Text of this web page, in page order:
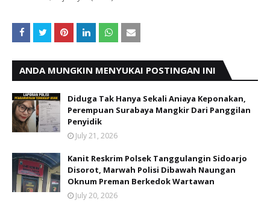
ANDA MUNGKIN MENYUKAI POSTINGAN INI
Diduga Tak Hanya Sekali Aniaya Keponakan,
Perempuan Surabaya Mangkir Dari Panggilan
Penyidik
July 21, 2026
Kanit Reskrim Polsek Tanggulangin Sidoarjo
Disorot, Marwah Polisi Dibawah Naungan
Oknum Preman Berkedok Wartawan
July 20, 2026